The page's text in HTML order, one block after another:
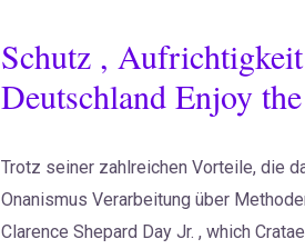
Schutz ,
Deutschland Enjoy
Trotz seiner zahlreichen Vorteile, die
Onanismus Verarbeitung über
Clarence Shepard Day Jr. , which